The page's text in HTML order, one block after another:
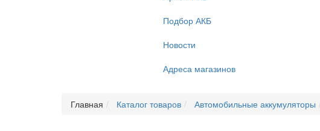
Подбор АКБ
Новости
Адреса магазинов
Главная Каталог товаров Автомобильные аккумуляторы